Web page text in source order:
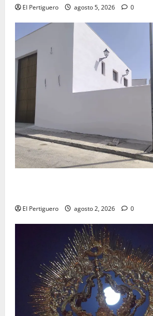
El Pertiguero agosto 5, 2026 0
El Pertiguero agosto 2, 2026 0